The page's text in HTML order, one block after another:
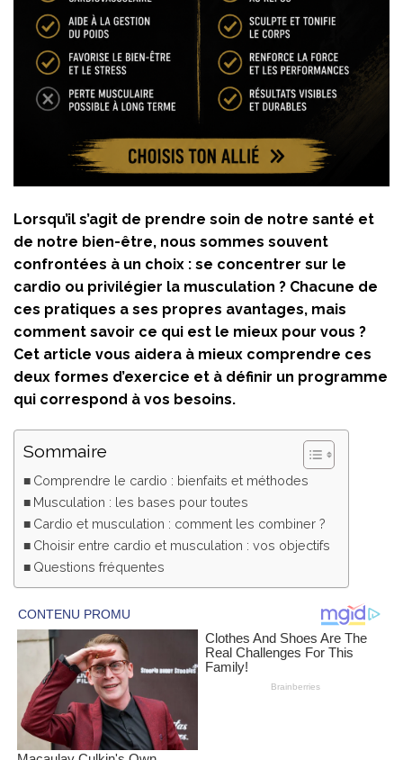
Lorsqu’il s’agit de prendre soin de notre santé et
de notre bien-être, nous sommes souvent
confrontées à un choix : se concentrer sur le
cardio ou privilégier la musculation ? Chacune de
ces pratiques a ses propres avantages, mais
comment savoir ce qui est le mieux pour vous ?
Cet article vous aidera à mieux comprendre ces
deux formes d’exercice et à définir un programme
qui correspond à vos besoins.
Sommaire
Comprendre le cardio : bienfaits et méthodes
Musculation : les bases pour toutes
Cardio et musculation : comment les combiner ?
Choisir entre cardio et musculation : vos objectifs
Questions fréquentes